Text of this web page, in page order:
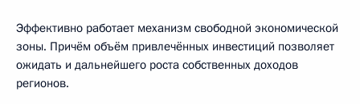
Эффективно работает механизм свободной экономической
зоны. Причём объём привлечённых инвестиций позволяет
ожидать и дальнейшего роста собственных доходов
регионов.